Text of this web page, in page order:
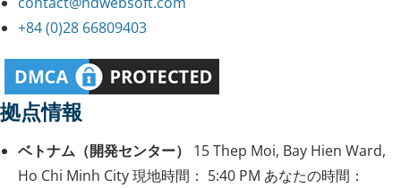
+84 (0)28 66809403
拠点情報
ベトナム（開発センター）
15 Thep Moi, Bay Hien Ward,
Ho Chi Minh City現地時間： 5:40 PM あなたの時間：